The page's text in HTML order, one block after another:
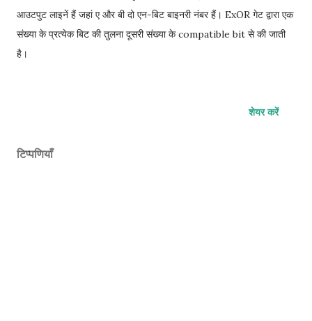
आउटपुट लाइनें हैं जहां ए और बी दो एन-बिट बाइनरी नंबर हैं। ExOR गेट द्वारा एक
संख्या के प्रत्येक बिट की तुलना दूसरी संख्या के compatible bit से की जाती
है।
शेयर करें
टिप्पणियाँ